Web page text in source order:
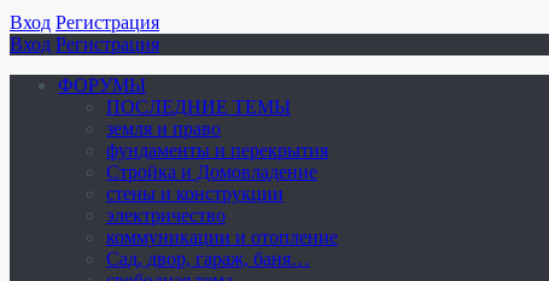
Вход Регистрация
Вход Регистрация
ФОРУМЫ
ПОСЛЕДНИЕ ТЕМЫ
земля и право
фундаменты и перекрытия
Стройка и Домовладение
стены и конструкции
электричество
коммуникации и отопление
Cад, двор, гараж, баня…